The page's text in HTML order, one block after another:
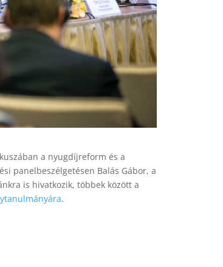
a nyugdíjreform és a
panelbeszélgetésen Balás Gábor, a
is hivatkozik, többek között a
.